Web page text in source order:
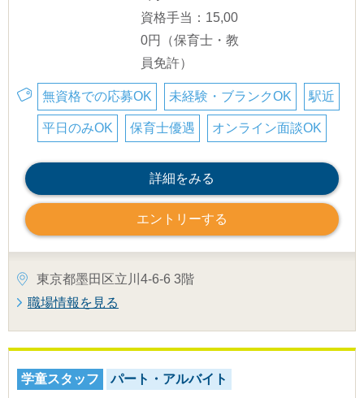
資格手当：15,00
0円（保育士・教
員免許）
無資格での応募OK 未経験・ブランクOK 駅近
平日のみOK 保育士優遇 オンライン面談OK
詳細をみる
エントリーする
東京都墨田区立川4-6-6 3階
職場情報を見る
学童スタッフ パート・アルバイト